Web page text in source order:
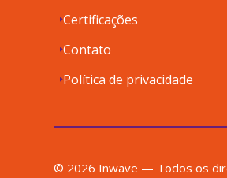
Certificações
Contato
Política de privacidade
© 2026 Inwave — Todos os